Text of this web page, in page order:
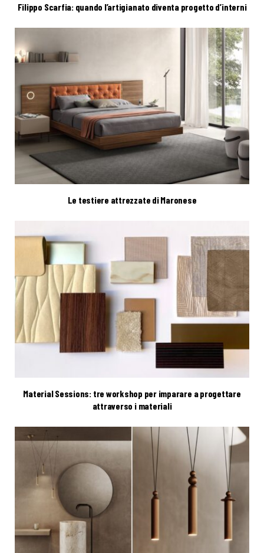
Filippo Scarfia: quando l’artigianato diventa progetto d’interni
Le testiere attrezzate di Maronese
Material Sessions: tre workshop per imparare a progettare
attraverso i materiali